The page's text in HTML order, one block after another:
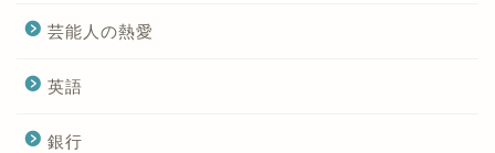
芸能人の熱愛
英語
銀行